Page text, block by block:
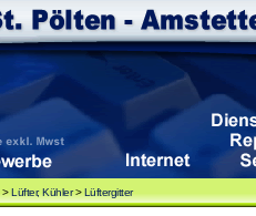
>Lüfter, Kühler>Lüftergitter